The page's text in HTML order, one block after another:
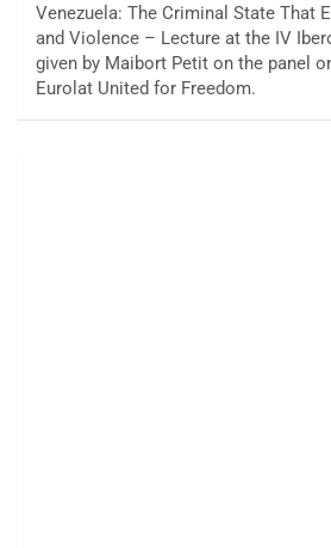
Venezuela: The Criminal State That
and Violence – Lecture at the IV
given by Maibort Petit on the panel
Eurolat United for Freedom.